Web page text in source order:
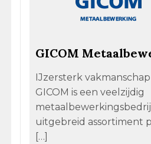
GICOM
IJzersterk
GICOM is een veelzijdig
uitgebreid assortiment
[…]